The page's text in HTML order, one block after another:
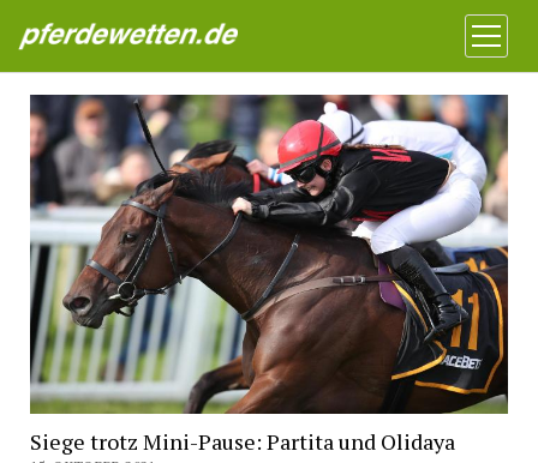
Pferdewetten News
Menü
öffnen
Siege trotz Mini-Pause: Partita und Olidaya